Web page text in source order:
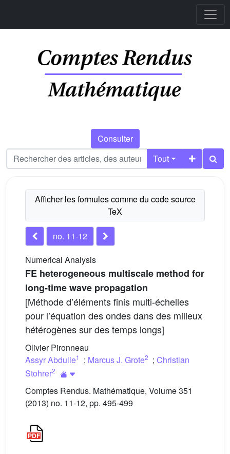
Consulter
Tout
no. 11-12
Numerical Analysis
FE heterogeneous multiscale method for
long-time wave propagation
[Méthode dʼéléments finis multi-échelles
pour lʼéquation des ondes dans des milieux
hétérogènes sur des temps longs]
Olivier Pironneau
Assyr Abdulle1 ; Marcus J. Grote2 ; Christian
Stohrer2
Comptes Rendus. Mathématique, Volume 351
(2013) no. 11-12, pp. 495-499